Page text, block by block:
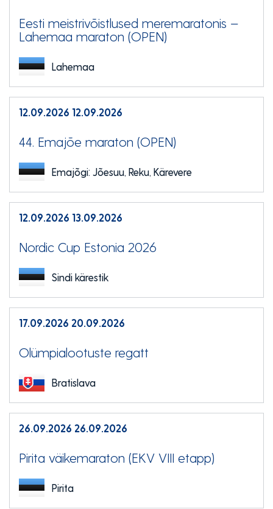
Eesti meistrivõistlused meremaratonis –
Lahemaa maraton (OPEN)
Lahemaa
12.09.2026 12.09.2026
44. Emajõe maraton (OPEN)
Emajõgi: Jõesuu, Reku, Kärevere
12.09.2026 13.09.2026
Nordic Cup Estonia 2026
Sindi kärestik
17.09.2026 20.09.2026
Olümpialootuste regatt
Bratislava
26.09.2026 26.09.2026
Pirita väikemaraton (EKV VIII etapp)
Pirita